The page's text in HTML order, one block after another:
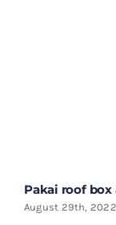
Pakai roof box
August 29th, 2022